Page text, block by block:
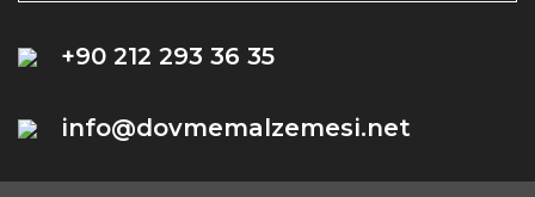
+90 212 293 36 35
info@dovmemalzemesi.net